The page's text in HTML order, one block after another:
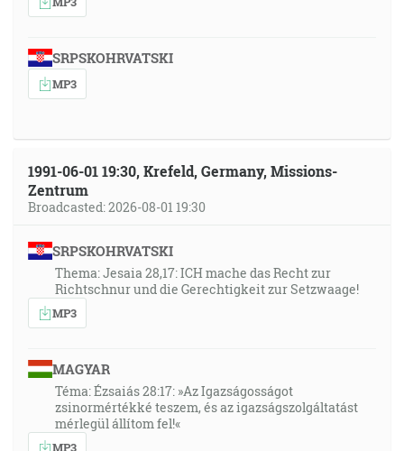
SRPSKOHRVATSKI
MP3
1991-06-01 19:30, Krefeld, Germany, Missions-
Zentrum
Broadcasted: 2026-08-01 19:30
SRPSKOHRVATSKI
Thema: Jesaia 28,17: ICH mache das Recht zur
Richtschnur und die Gerechtigkeit zur Setzwaage!
MP3
MAGYAR
Téma: Ézsaiás 28:17: »Az Igazságosságot
zsinormértékké teszem, és az igazságszolgáltatást
mérlegül állítom fel!«
MP3